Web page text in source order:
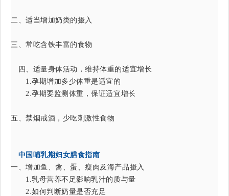
二、适当增加奶类的摄入
三、常吃含铁丰富的食物
四、适量身体活动，维持体重的适宜增长
1.孕期增加多少体重是适宜的
2.孕期要监测体重，保证适宜增长
五、禁烟戒酒，少吃刺激性食物
中国哺乳期妇女膳食指南
一、增加鱼、禽、蛋、瘦肉及海产品摄入
1.乳母营养不足影响乳汁的质与量
2.如何判断奶量是否充足